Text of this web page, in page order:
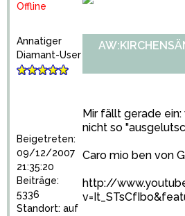
Offline
Annatiger
Diamant-User
Beigetreten:
09/12/2007
21:35:20
Beiträge:
5336
Standort: auf
Mir fällt gerade
nicht so
Caro mio ben von
http://